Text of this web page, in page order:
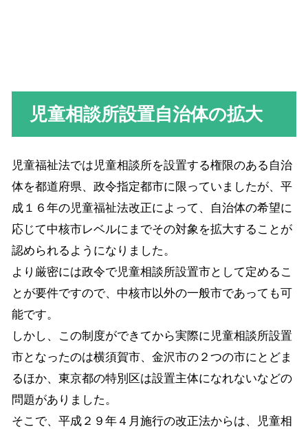
児童相談所設置自治体の拡大
児童福祉法では児童相談所を設置する権限のある自治
体を都道府県、政令指定都市に限っていましたが、平
成１６年の児童福祉法改正によって、自治体の希望に
応じて中核市レベルにまでその対象を拡大することが
認められるようになりました。
より厳密には政令で児童相談所設置市として定めるこ
とが要件ですので、中核市以外の一般市であっても可
能です。
しかし、この制度ができてから実際に児童相談所設置
市となったのは横須賀市、金沢市の２つの市にとどま
るほか、東京都の特別区は設置主体になれないなどの
問題がありました。
そこで、平成２９年４月施行の改正法からは、児童相